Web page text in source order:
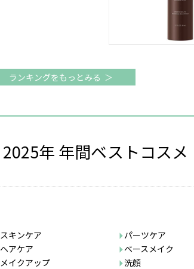
ランキングをもっとみる
年 年間ベストコスメ
スキンケア
パーツケア
ヘアケア
ベースメイク
メイクアップ
洗顔